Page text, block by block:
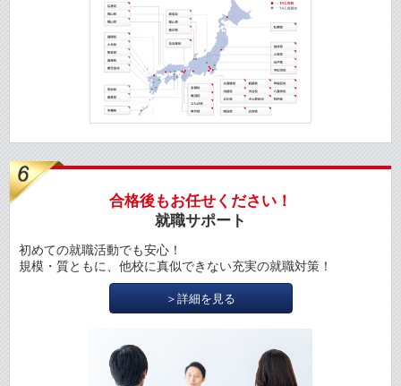
合格後もお任せください！
就職サポート
初めての就職活動でも安心！
規模・質ともに、他校に真似できない充実の就職対策！
＞詳細を見る